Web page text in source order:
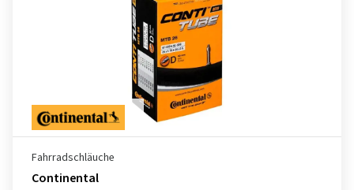
Fahrradschläuche
Continental